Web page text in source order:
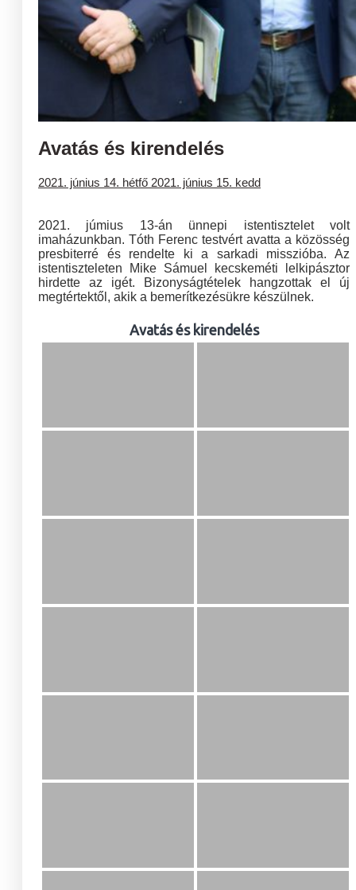
Avatás és kirendelés
2021. június 14. hétfő 2021. június 15. kedd
2021. júmius 13-án ünnepi istentisztelet volt
imaházunkban. Tóth Ferenc testvért avatta a közösség
presbiterré és rendelte ki a sarkadi misszióba. Az
istentiszteleten Mike Sámuel kecskeméti lelkipásztor
hirdette az igét. Bizonyságtételek hangzottak el új
megtértektől, akik a bemerítkezésükre készülnek.
Avatás és kirendelés